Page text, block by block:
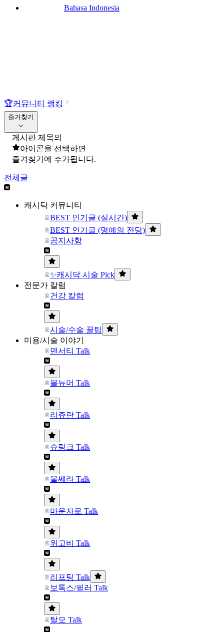
Bahasa Indonesia
🏆커뮤니티 랭킹
즐겨찾기
게시판 제목의
아이콘을 선택하면
즐겨찾기에 추가됩니다.
전체글
캐시닥 커뮤니티
BEST 인기글 (실시간)
BEST 인기글 (명예의 전당)
공지사항
✨캐시닥 시술 Pick
전문가 칼럼
건강 칼럼
시술/수술 꿀팁
미용/시술 이야기
덴서티 Talk
볼뉴머 Talk
리쥬란 Talk
슈링크 Talk
울쎄라 Talk
마운자로 Talk
위고비 Talk
리프팅 Talk
보톡스/필러 Talk
탈모 Talk